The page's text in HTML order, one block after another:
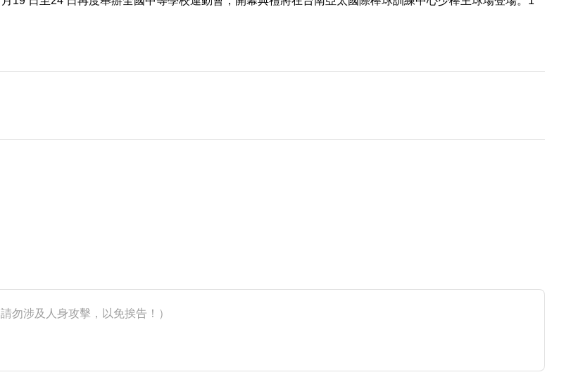
勿涉及人身攻擊，以免挨告！）